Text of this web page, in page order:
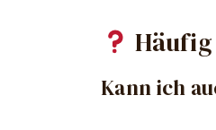
Kann ich